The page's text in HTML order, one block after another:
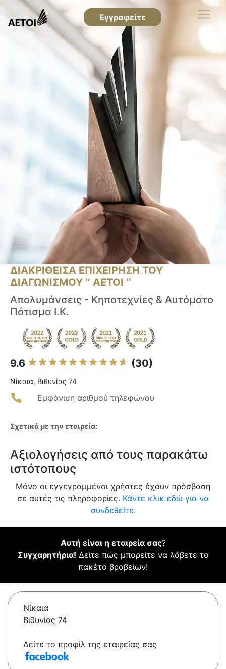
Εγγραφείτε
ΔΙΑΚΡΙΘΕΙΣΑ ΕΠΙΧΕΙΡΗΣΗ ΤΟΥ
ΔΙΑΓΩΝΙΣΜΟΥ ‘’ ΑΕΤΟΙ ‘’
Απολυμάνσεις - Κηποτεχνίες & Αυτόματο
Πότισμα Ι.Κ.
9.6 (30)
Νίκαια, Βιθυνίας 74
Εμφάνιση αριθμού τηλεφώνου
Σχετικά με την εταιρεία:
Αξιολογήσεις από τους παρακάτω
ιστότοπους
Μόνο οι εγγεγραμμένοι χρήστες έχουν πρόσβαση
σε αυτές τις πληροφορίες. Κάντε κλικ εδώ για να
συνδεθείτε.
Αυτή είναι η εταιρεία σας?
Συγχαρητήρια! Δείτε πώς μπορείτε να λάβετε το
πακέτο βραβείων!
Νίκαια
Βιθυνίας 74
Δείτε το προφίλ της εταιρείας σας